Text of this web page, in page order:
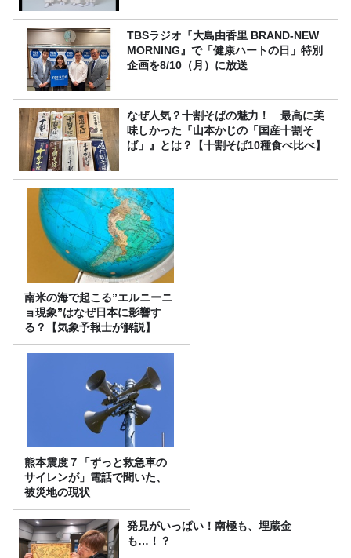
TBSラジオ『大島由香里 BRAND-NEW
MORNING』で「健康ハートの日」特別
企画を8/10（月）に放送
なぜ人気？十割そばの魅力！ 最高に美
味しかった『山本かじの「国産十割そ
ば」』とは？【十割そば10種食べ比べ】
南米の海で起こる”エルニーニ
ョ現象”はなぜ日本に影響す
る？【気象予報士が解説】
熊本震度７「ずっと救急車の
サイレンが」電話で聞いた、
被災地の現状
発見がいっぱい！南極も、埋蔵金
も…！？